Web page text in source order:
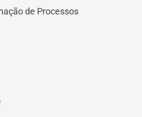
de Processos